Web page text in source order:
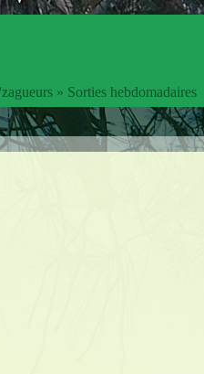
» Sorties hebdomadaires